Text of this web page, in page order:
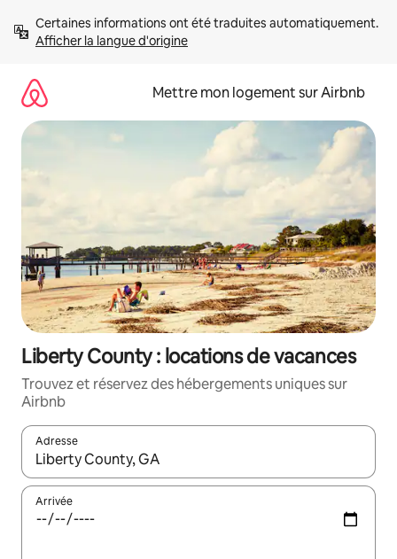
directement
Afficher la langue d'origine
Mettre mon logement sur Airbnb
Liberty County : locations de vacances
Trouvez et réservez des hébergements uniques sur
Airbnb
Adresse
Lorsque les résultats s'affichent, utilisez les flèches vers le
Arrivée